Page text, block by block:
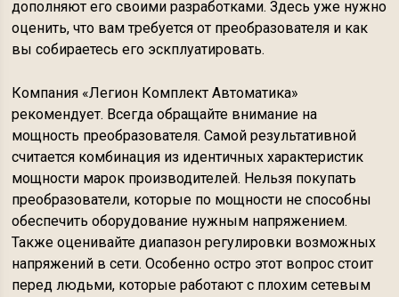
дополняют его своими разработками. Здесь уже нужно
оценить, что вам требуется от преобразователя и как
вы собираетесь его эскплуатировать.
Компания «Легион Комплект Автоматика»
рекомендует. Всегда обращайте внимание на
мощность преобразователя. Самой результативной
считается комбинация из идентичных характеристик
мощности марок производителей. Нельзя покупать
преобразователи, которые по мощности не способны
обеспечить оборудование нужным напряжением.
Также оценивайте диапазон регулировки возможных
напряжений в сети. Особенно остро этот вопрос стоит
перед людьми, которые работают с плохим сетевым